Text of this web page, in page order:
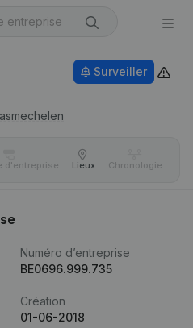
Surveiller
d'entreprise Lieux Chronologie
Numéro d’entreprise
BE0696.999.735
Création
01-06-2018